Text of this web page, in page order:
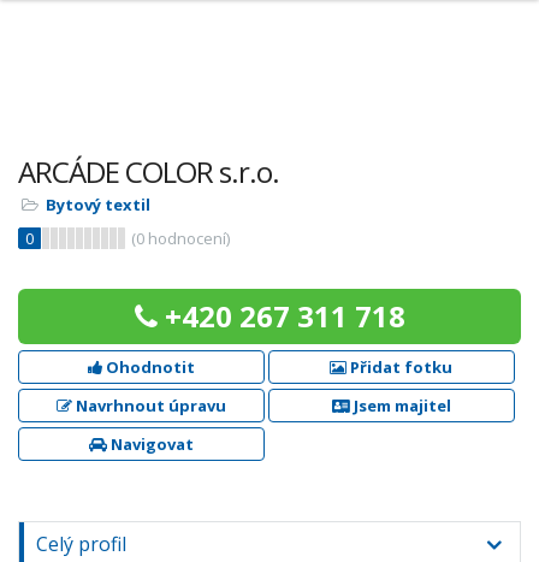
ARCÁDE COLOR s.r.o.
Bytový textil
0
(0 hodnocení)
+420 267 311 718
Ohodnotit
Přidat fotku
Navrhnout úpravu
Jsem majitel
Navigovat
Celý profil